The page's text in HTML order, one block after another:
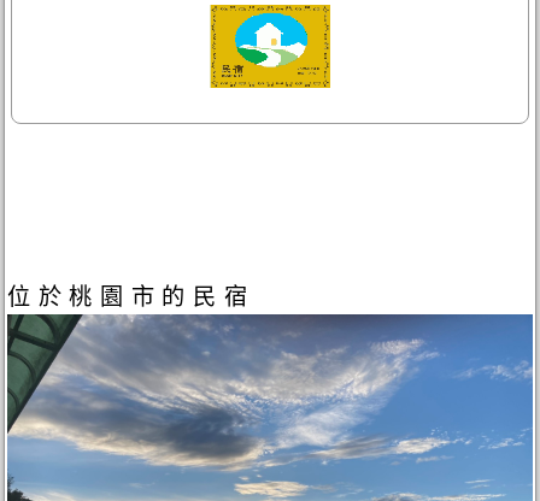
位於桃園市的民宿